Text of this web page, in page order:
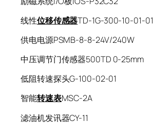
线性位移传感器TD-1G-300-10-01-01
供电电源PSMB-8-8-24V/240W
中压调节门传感器500TD 0-25mm
低阻转速探头G-100-02-01
智能转速表MSC-2A
滤油机发讯器CY-11